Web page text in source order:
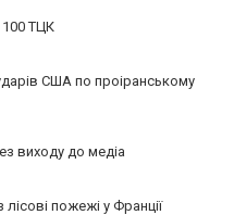
100 ТЦК
США по проіранському
виходу до медіа
пожежі у Франції